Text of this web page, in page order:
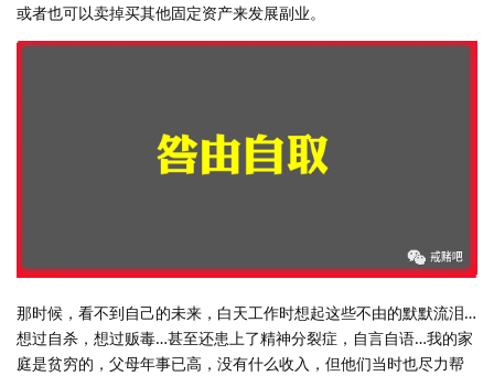
或者也可以卖掉买其他固定资产来发展副业。
那时候，看不到自己的未来，白天工作时想起这些不由的默默流泪…
想过自杀，想过贩毒…甚至还患上了精神分裂症，自言自语…我的家
庭是贫穷的，父母年事已高，没有什么收入，但他们当时也尽力帮